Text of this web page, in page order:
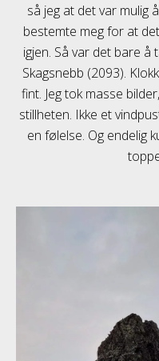
så jeg at det var mulig
bestemte meg for at
igjen. Så var det bare
Skagsnebb (2093).
fint. Jeg tok masse
stillheten. Ikke et
en følelse. Og endelig